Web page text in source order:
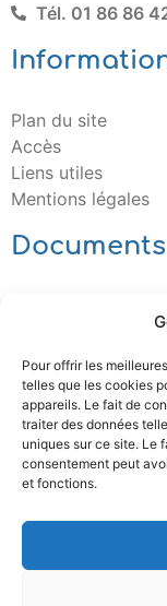
Pour offrir les
telles que les cookies
appareils. Le fait de
traiter des données
uniques sur ce site. Le
consentement peut
et fonctions.
Tél. 01 86 86
Plan du site
Accès
Liens utiles
Mentions légales
Documents